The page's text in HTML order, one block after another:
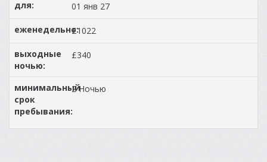
01 янв 27
£1022
£340
2 Ночью